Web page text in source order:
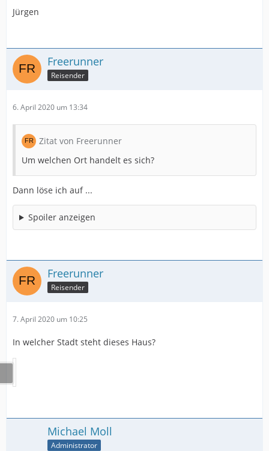
Jürgen
Freerunner
Reisender
6. April 2020 um 13:34
Zitat von Freerunner
Um welchen Ort handelt es sich?
Dann löse ich auf ...
Spoiler anzeigen
Freerunner
Reisender
7. April 2020 um 10:25
In welcher Stadt steht dieses Haus?
Michael Moll
Administrator